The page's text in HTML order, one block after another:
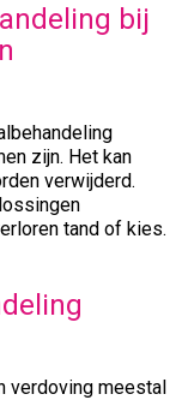
bij
zijn. Het kan
verwijderd.
tand of kies.
verdoving meestal